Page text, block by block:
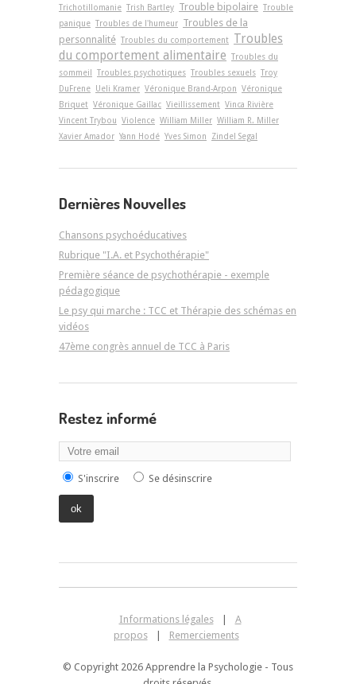
Trichotillomanie Trish Bartley Trouble bipolaire Trouble
panique Troubles de l'humeur Troubles de la
personnalité Troubles du comportement
Troubles
du comportement alimentaire Troubles du
sommeil
Troubles psychotiques Troubles sexuels Troy
DuFrene
Ueli Kramer Véronique Brand-Arpon Véronique
Briquet Véronique Gaillac Vieillissement Vinca Rivière
Vincent Trybou Violence William Miller William R. Miller
Xavier Amador Yann Hodé Yves Simon Zindel Segal
Dernières Nouvelles
Chansons psychoéducatives
Rubrique "I.A. et Psychothérapie"
Première séance de psychothérapie - exemple
pédagogique
Le psy qui marche : TCC et Thérapie des schémas en
vidéos
47ème congrès annuel de TCC à Paris
Restez informé
S'inscrire Se désinscrire
Informations légales
A
propos
Remerciements
© Copyright 2026 Apprendre la Psychologie - Tous